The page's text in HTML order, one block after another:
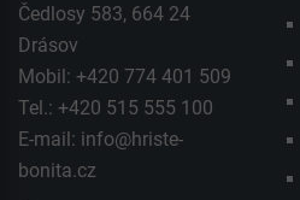
Čedlosy 583, 664 24
Drásov
Mobil: +420 774 401 509
Tel.: +420 515 555 100
E-mail: info@hriste-
bonita.cz